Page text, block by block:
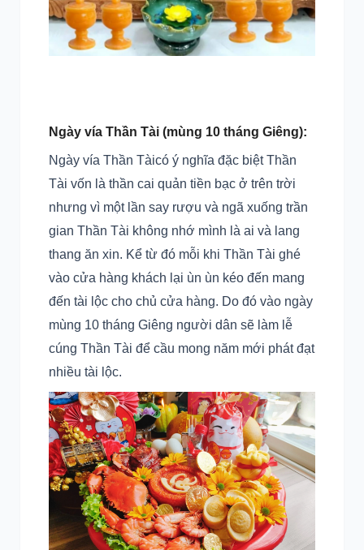
Ngày vía Thần Tài (mùng 10 tháng Giêng):
Ngày vía Thần Tàicó ý nghĩa đặc biệt Thần
Tài vốn là thần cai quản tiền bạc ở trên trời
nhưng vì một lần say rượu và ngã xuống trần
gian Thần Tài không nhớ mình là ai và lang
thang ăn xin. Kể từ đó mỗi khi Thần Tài ghé
vào cửa hàng khách lại ùn ùn kéo đến mang
đến tài lộc cho chủ cửa hàng. Do đó vào ngày
mùng 10 tháng Giêng người dân sẽ làm lễ
cúng Thần Tài để cầu mong năm mới phát đạt
nhiều tài lộc.